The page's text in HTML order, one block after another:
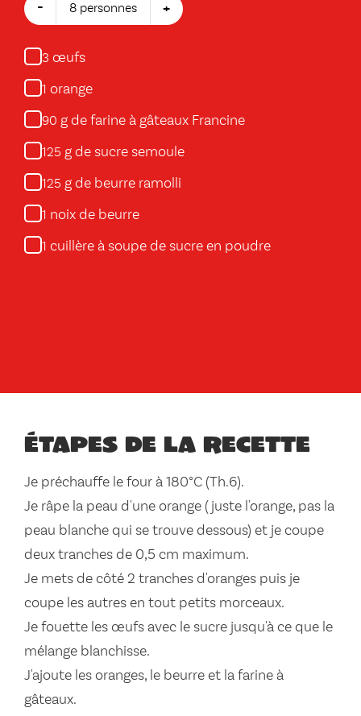
- 8 personnes +
3 œufs
1 orange
90 g de farine à gâteaux Francine
125 g de sucre semoule
125 g de beurre ramolli
1 noix de beurre
1 cuillère à soupe de sucre en poudre
Étapes de la recette
Je préchauffe le four à 180°C (Th.6).
Je râpe la peau d'une orange (juste l'orange, pas la
peau blanche qui se trouve dessous) et je coupe
deux tranches de 0,5 cm maximum.
Je mets de côté 2 tranches d'oranges puis je
coupe les autres en tout petits morceaux.
Je fouette les œufs avec le sucre jusqu'à ce que le
mélange blanchisse.
J'ajoute les oranges, le beurre et la farine à
gâteaux.